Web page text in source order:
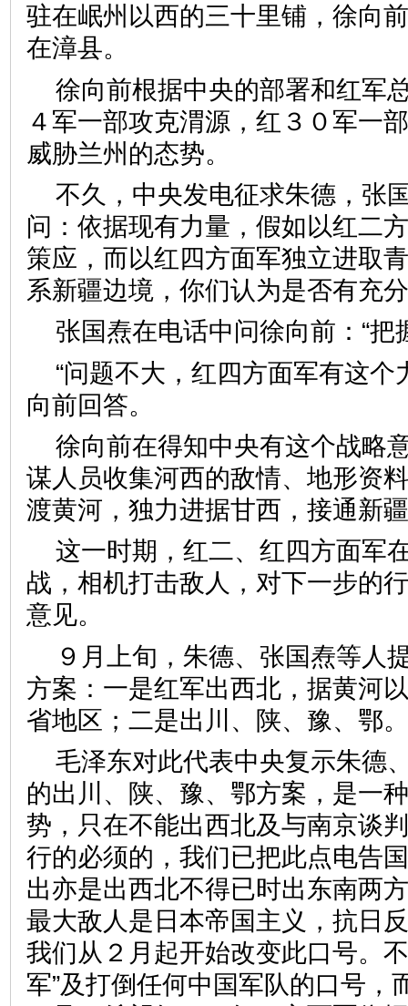
驻在岷州以西的三十里铺，徐向
在漳县。
徐向前根据中央的部署和红军
４军一部攻克渭源，红３０军一
威胁兰州的态势。
不久，中央发电征求朱德，张
问：依据现有力量，假如以红二
策应，而以红四方面军独立进取
系新疆边境，你们认为是否有充
张国焘在电话中问徐向前：“把
“问题不大，红四方面军有这个
向前回答。
徐向前在得知中央有这个战略
谋人员收集河西的敌情、地形资
渡黄河，独力进据甘西，接通新
这一时期，红二、红四方面军
战，相机打击敌人，对下一步的
意见。
９月上旬，朱德、张国焘等人
方案：一是红军出西北，据黄河
省地区；二是出川、陕、豫、鄂。
毛泽东对此代表中央复示朱德
的出川、陕、豫、鄂方案，是一
势，只在不能出西北及与南京谈
行的必须的，我们已把此点电告
出亦是出西北不得已时出东南两
最大敌人是日本帝国主义，抗日
我们从２月起开始改变此口号。
军”及打倒任何中国军队的口号，